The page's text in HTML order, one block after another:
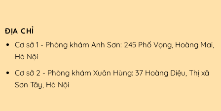
ĐỊA CHỈ
Cơ sở 1 - Phòng khám Anh Sơn: 245 Phố Vọng, Hoàng Mai,
Hà Nội
Cơ sở 2 - Phòng khám Xuân Hùng: 37 Hoàng Diệu, Thị xã
Sơn Tây, Hà Nội